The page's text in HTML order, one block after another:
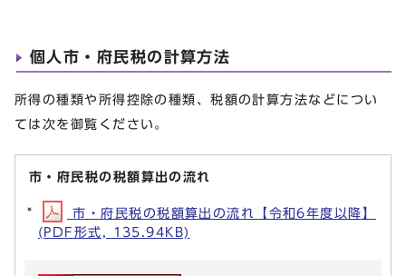
個人市・府民税の計算方法
所得の種類や所得控除の種類、税額の計算方法などについ
ては次を御覧ください。
市・府民税の税額算出の流れ
市・府民税の税額算出の流れ【令和6年度以降】
(PDF形式, 135.94KB)